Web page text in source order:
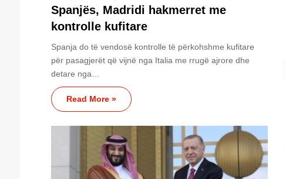
Spanjës, Madridi hakmerret me
kontrolle kufitare
Spanja do të vendosë kontrolle të përkohshme kufitare
për pasagjerët që vijnë nga Italia me rrugë ajrore dhe
detare nga…
Read More »